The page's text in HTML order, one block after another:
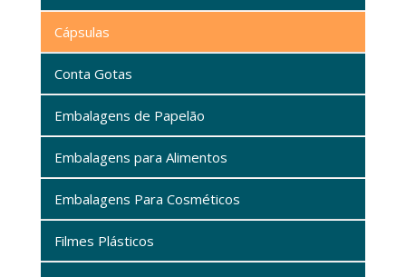
Cápsulas
Conta Gotas
Embalagens de Papelão
Embalagens para Alimentos
Embalagens Para Cosméticos
Filmes Plásticos